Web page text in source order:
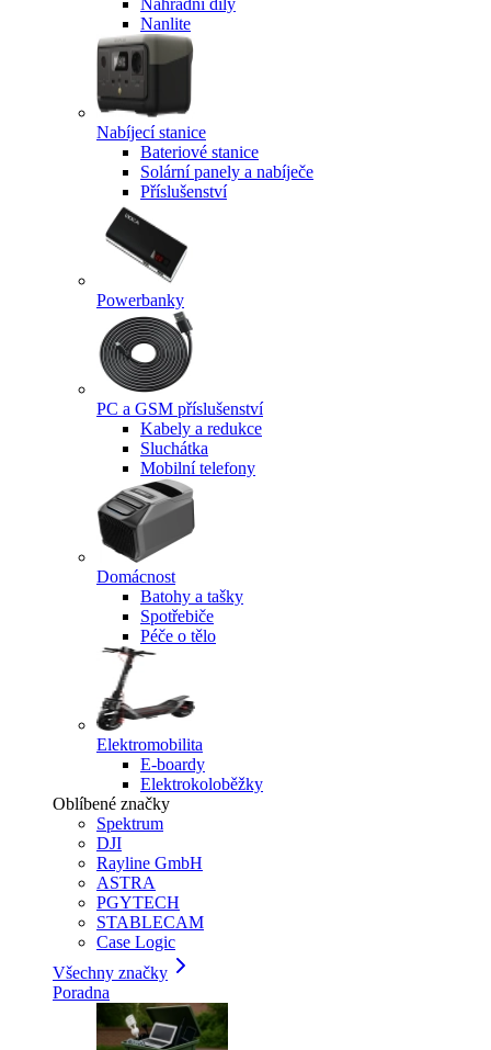
Náhradní díly
Nanlite
Nabíjecí stanice
Bateriové stanice
Solární panely a nabíječe
Příslušenství
Powerbanky
PC a GSM příslušenství
Kabely a redukce
Sluchátka
Mobilní telefony
Domácnost
Batohy a tašky
Spotřebiče
Péče o tělo
Elektromobilita
E-boardy
Elektrokoloběžky
Oblíbené značky
Spektrum
DJI
Rayline GmbH
ASTRA
PGYTECH
STABLECAM
Case Logic
Všechny značky
Poradna